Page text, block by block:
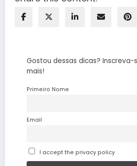
Gostou dessas dicas?
mais!
Primeiro Nome
Email
I accept the privacy policy